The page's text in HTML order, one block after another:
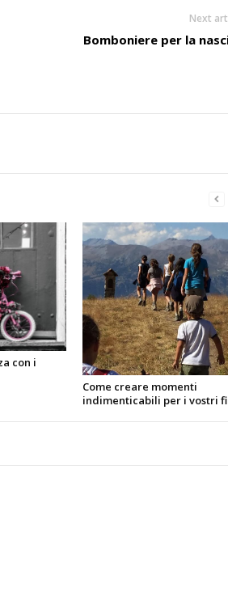
Next
Bomboniere per la
con i
Come creare momenti
indimenticabili per i vostri